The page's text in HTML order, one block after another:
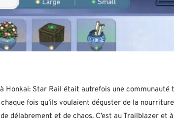
Honkai: Star Rail était autrefois une
chaque fois qu’ils voulaient déguster de la
délabrement et de chaos. C’est au Trailblazer et